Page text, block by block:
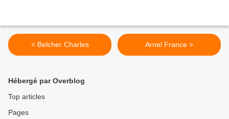
< Belcher Charles Arnel France >
Hébergé par Overblog
Top articles
Pages